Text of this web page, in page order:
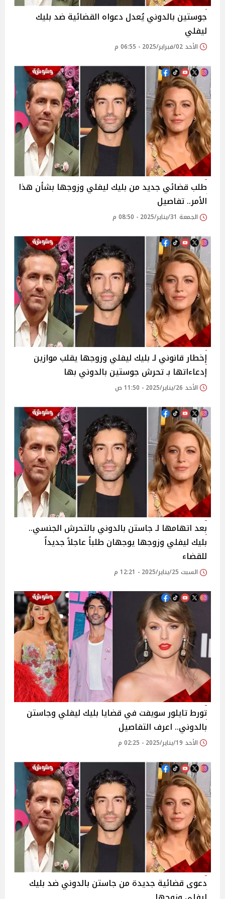
جوستين بالدوني يُعدل دعواه القضائية ضد بليك
ليفلي
الأحد 02/فبراير/2025 - 06:55 م
طلب قضائي جديد من بليك ليفلي وزوجها بشأن هذا
الأمر.. تفاصيل
الجمعة 31/يناير/2025 - 08:50 م
إخطار قانوني لـ بليك ليفلي وزوجها يقلب موازين
إدعاءاتها بـ تحرش جوستين بالدوني بها
الأحد 26/يناير/2025 - 11:50 ص
بعد اتهامها لـ جاستن بالدوني بالتحرش الجنسي..
بليك ليفلي وزوجها يوجهان طلباً عاجلاً جديداً
للقضاء
السبت 25/يناير/2025 - 12:21 م
تورط تايلور سويفت في قضايا بليك ليفلي وجاستن
بالدوني.. اعرف التفاصيل
الأحد 19/يناير/2025 - 02:25 م
دعوى قضائية جديدة من جاستن بالدوني ضد بليك